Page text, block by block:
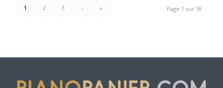
Page 1 sur 18
1 2 3 › »